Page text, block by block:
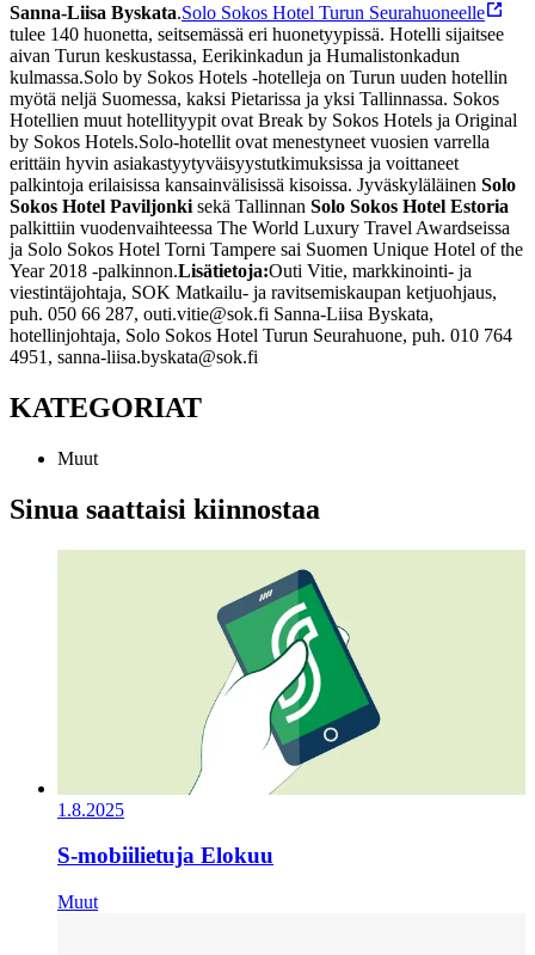
Sanna-Liisa Byskata.Solo Sokos Hotel Turun Seurahuoneelle
tulee 140 huonetta, seitsemässä eri huonetyypissä. Hotelli sijaitsee
aivan Turun keskustassa, Eerikinkadun ja Humalistonkadun
kulmassa.Solo by Sokos Hotels -hotelleja on Turun uuden hotellin
myötä neljä Suomessa, kaksi Pietarissa ja yksi Tallinnassa. Sokos
Hotellien muut hotellityypit ovat Break by Sokos Hotels ja Original
by Sokos Hotels.Solo-hotellit ovat menestyneet vuosien varrella
erittäin hyvin asiakastyytyväisyystutkimuksissa ja voittaneet
palkintoja erilaisissa kansainvälisissä kisoissa. Jyväskyläläinen Solo
Sokos Hotel Paviljonki sekä Tallinnan Solo Sokos Hotel Estoria
palkittiin vuodenvaihteessa The World Luxury Travel Awardseissa
ja Solo Sokos Hotel Torni Tampere sai Suomen Unique Hotel of the
Year 2018 -palkinnon.Lisätietoja:Outi Vitie, markkinointi- ja
viestintäjohtaja, SOK Matkailu- ja ravitsemiskaupan ketjuohjaus,
puh. 050 66 287, outi.vitie@sok.fi Sanna-Liisa Byskata,
hotellinjohtaja, Solo Sokos Hotel Turun Seurahuone, puh. 010 764
4951, sanna-liisa.byskata@sok.fi
KATEGORIAT
Muut
Sinua saattaisi kiinnostaa
1.8.2025
S-mobiilietuja Elokuu
Muut